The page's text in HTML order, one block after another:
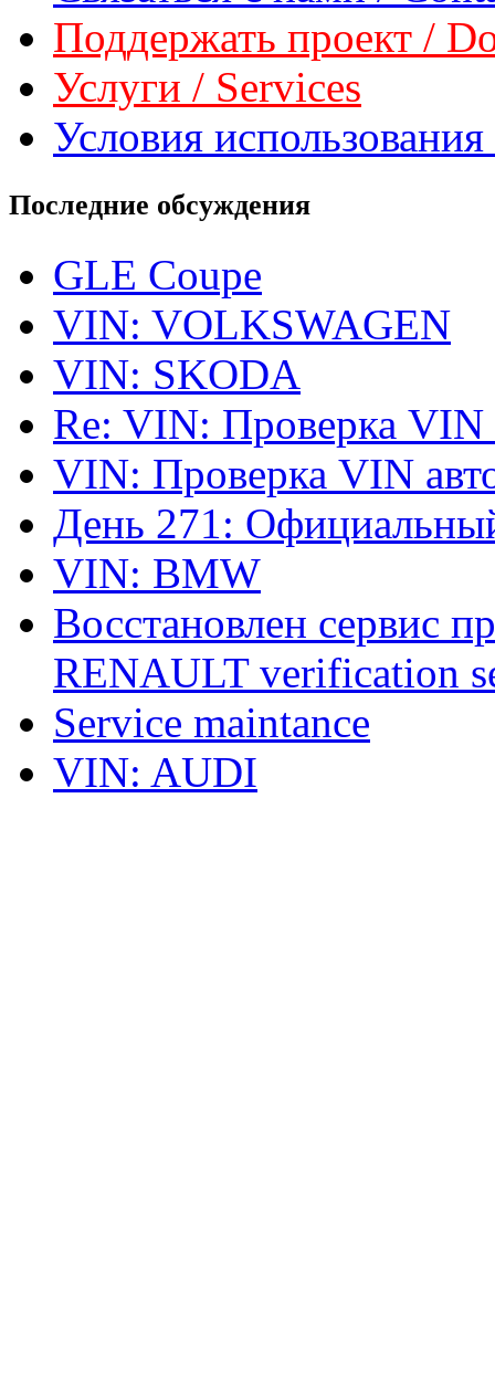
Поддержать проект /
Услуги / Services
Условия
Последние обсуждения
GLE Coupe
VIN: VOLKSWAGEN
VIN: SKODA
Re: VIN: Проверка VIN
VIN: Проверка VIN
День 271:
VIN: BMW
Восстановлен сервис
RENAULT verification
Service maintance
VIN: AUDI